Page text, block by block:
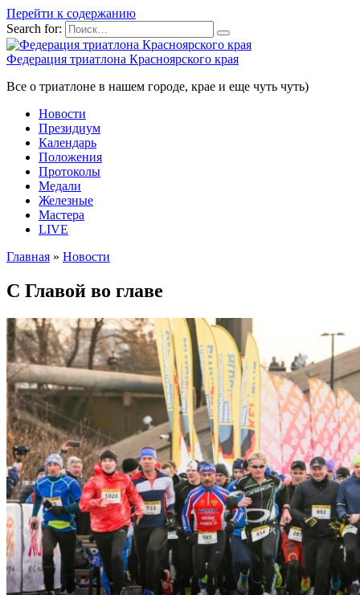
Перейти к содержанию
Search for:
Федерация триатлона Красноярского края
Все о триатлоне в нашем городе, крае и еще чуть чуть)
Новости
Президиум
Календарь
Положения
Протоколы
Медали
Железные
Мастера
LIVE
Главная » Новости
С Главой во главе